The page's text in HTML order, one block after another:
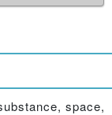
space,